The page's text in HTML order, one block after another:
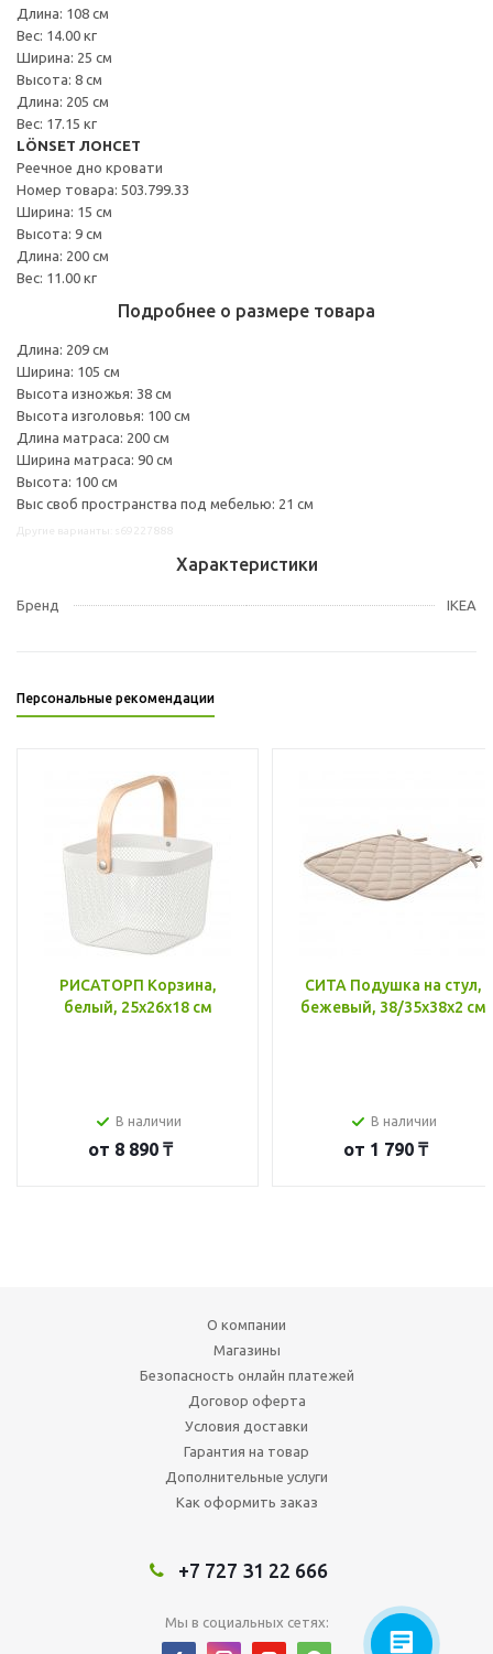
Длина: 108 см
Вес: 14.00 кг
Ширина: 25 см
Высота: 8 см
Длина: 205 см
Вес: 17.15 кг
LÖNSET ЛОНСЕТ
Реечное дно кровати
Номер товара: 503.799.33
Ширина: 15 см
Высота: 9 см
Длина: 200 см
Вес: 11.00 кг
Подробнее о размере товара
Длина: 209 см
Ширина: 105 см
Высота изножья: 38 см
Высота изголовья: 100 см
Длина матраса: 200 см
Ширина матраса: 90 см
Высота: 100 см
Выс своб пространства под мебелью: 21 см
Характеристики
Бренд IKEA
Персональные рекомендации
РИСАТОРП Корзина,
белый, 25x26x18 см
В наличии
от 8 890 ₸
СИТА Подушка на стул,
бежевый, 38/35x38x2 см
В наличии
от 1 790 ₸
О компании
Магазины
Безопасность онлайн платежей
Договор оферта
Условия доставки
Гарантия на товар
Дополнительные услуги
Как оформить заказ
+7 727 31 22 666
Мы в социальных сетях: